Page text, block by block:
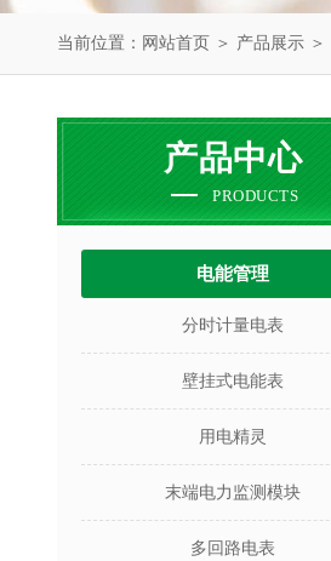
当前位置： 网站首页 ＞ 产品展示 ＞
产品中心
PRODUCTS
电能管理
分时计量电表
壁挂式电能表
用电精灵
末端电力监测模块
多回路电表